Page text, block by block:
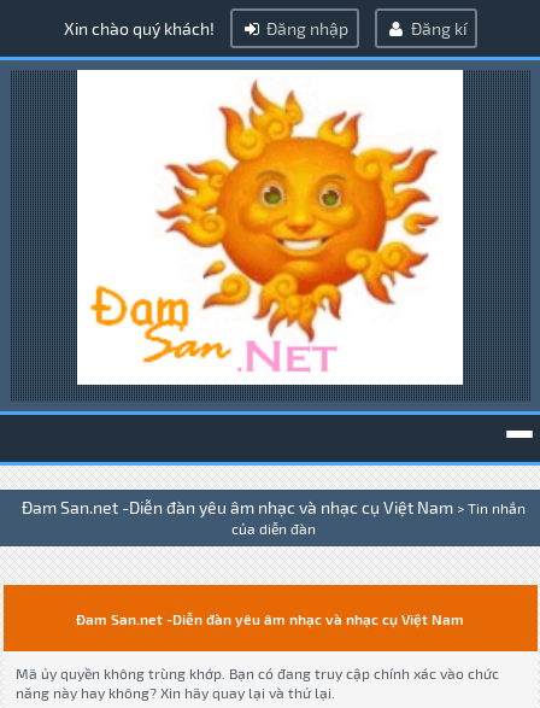
Xin chào quý khách! Đăng nhập Đăng kí
Đam San.net -Diễn đàn yêu âm nhạc và nhạc cụ Việt Nam > Tin nhắn
của diễn đàn
Đam San.net -Diễn đàn yêu âm nhạc và nhạc cụ Việt Nam
Mã ủy quyền không trùng khớp. Bạn có đang truy cập chính xác vào chức
năng này hay không? Xin hãy quay lại và thử lại.